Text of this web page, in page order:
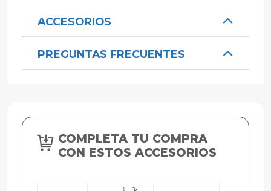
ACCESORIOS
PREGUNTAS FRECUENTES
COMPLETA TU COMPRA
CON ESTOS ACCESORIOS